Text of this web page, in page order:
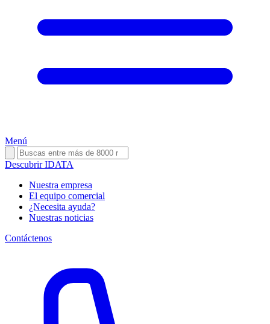
Menú
Descubrir IDATA
Nuestra empresa
El equipo comercial
¿Necesita ayuda?
Nuestras noticias
Contáctenos